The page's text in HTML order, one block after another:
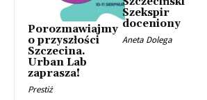
Porozmawiajmy
o przyszłości
Szczecina.
Urban Lab
zaprasza!
Prestiż
Szekspir
doceniony
Aneta Dolega